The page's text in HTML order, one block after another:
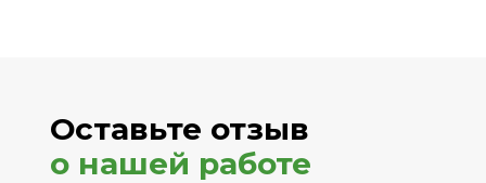
Оставьте отзыв
о нашей работе